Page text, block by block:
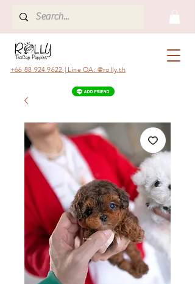
+66 88 924 9622 | Line OA: @rolly.th